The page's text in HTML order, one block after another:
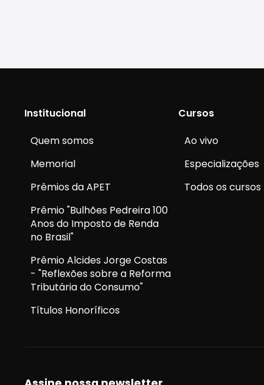
Institucional
Quem somos
Memorial
Prêmios da APET
Prêmio "Bulhões Pedreira 100
Anos do Imposto de Renda
no Brasil"
Prêmio Alcides Jorge Costas
- "Reflexões sobre a Reforma
Tributária do Consumo"
Títulos Honoríficos
Cursos
Ao vivo
Especializações
Todos os cursos